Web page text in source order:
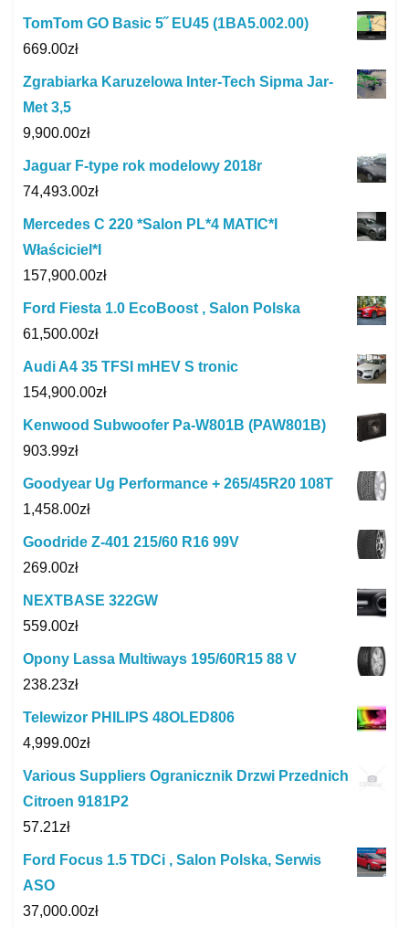
TomTom GO Basic 5˝ EU45 (1BA5.002.00)
669.00zł
Zgrabiarka Karuzelowa Inter-Tech Sipma Jar-
Met 3,5
9,900.00zł
Jaguar F-type rok modelowy 2018r
74,493.00zł
Mercedes C 220 *Salon PL*4 MATIC*I
Właściciel*I
157,900.00zł
Ford Fiesta 1.0 EcoBoost , Salon Polska
61,500.00zł
Audi A4 35 TFSI mHEV S tronic
154,900.00zł
Kenwood Subwoofer Pa-W801B (PAW801B)
903.99zł
Goodyear Ug Performance + 265/45R20 108T
1,458.00zł
Goodride Z-401 215/60 R16 99V
269.00zł
NEXTBASE 322GW
559.00zł
Opony Lassa Multiways 195/60R15 88 V
238.23zł
Telewizor PHILIPS 48OLED806
4,999.00zł
Various Suppliers Ogranicznik Drzwi Przednich
Citroen 9181P2
57.21zł
Ford Focus 1.5 TDCi , Salon Polska, Serwis
ASO
37,000.00zł